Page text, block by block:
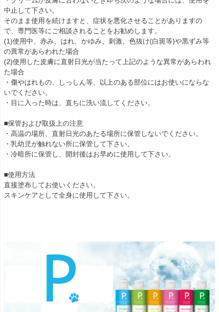
中止して下さい。
そのまま使用を続けますと、症状を悪化させることがありますの
で、専門医等にご相談されることをお勧めします。
(1)使用中、赤み、はれ、かゆみ、刺激、色抜け(白斑等)や黒ずみ等
の異常があらわれた場合
(2)使用した皮膚に直射日光が当たって上記のような異常があらわれ
た場合
・傷やはれもの、しっしん等、以上のある部位にはお使いにならな
いでください。
・目に入った時は、直ちに洗い流してください。
■保管および取扱上の注意
・高温の場所、直射日光のあたる場所に保管しないでください。
・乳幼児が触れない所に保管して下さい。
・冷暗所に保管し、開封後はお早めに使用して下さい。
■使用方法
直接塗布してお使いください。
スキンケアとして全身に使用して下さい。